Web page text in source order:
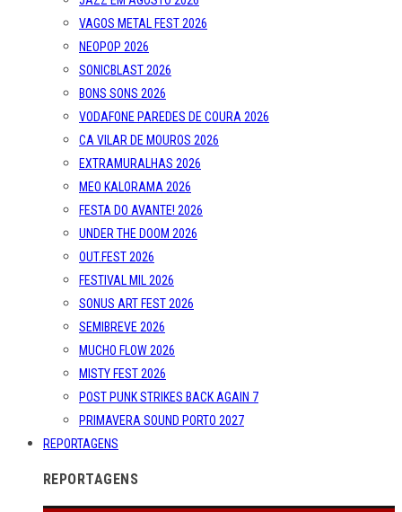
VAGOS METAL FEST 2026
NEOPOP 2026
SONICBLAST 2026
BONS SONS 2026
VODAFONE PAREDES DE COURA 2026
CA VILAR DE MOUROS 2026
EXTRAMURALHAS 2026
MEO KALORAMA 2026
FESTA DO AVANTE! 2026
UNDER THE DOOM 2026
OUT.FEST 2026
FESTIVAL MIL 2026
SONUS ART FEST 2026
SEMIBREVE 2026
MUCHO FLOW 2026
MISTY FEST 2026
POST PUNK STRIKES BACK AGAIN 7
PRIMAVERA SOUND PORTO 2027
REPORTAGENS
REPORTAGENS